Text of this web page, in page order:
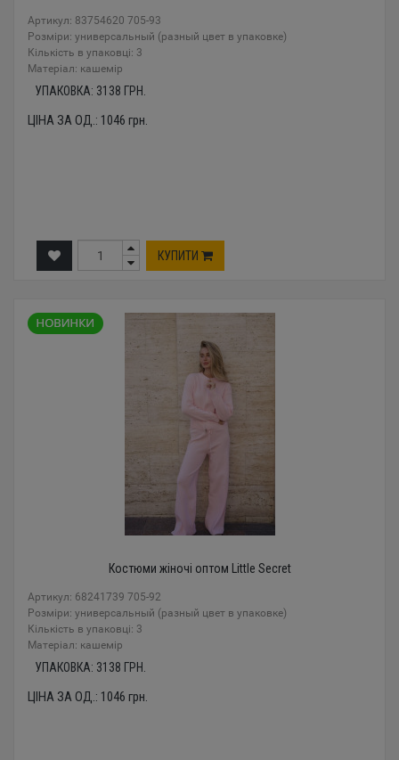
Артикул: 83754620 705-93
Розміри: универсальный (разный цвет в упаковке)
Кількість в упаковці: 3
Mатеріал: кашемір
УПАКОВКА: 3138 ГРН.
ЦІНА ЗА ОД.: 1046 грн.
КУПИТИ
Костюми жіночі оптом Little Secret
Артикул: 68241739 705-92
Розміри: универсальный (разный цвет в упаковке)
Кількість в упаковці: 3
Mатеріал: кашемір
УПАКОВКА: 3138 ГРН.
ЦІНА ЗА ОД.: 1046 грн.